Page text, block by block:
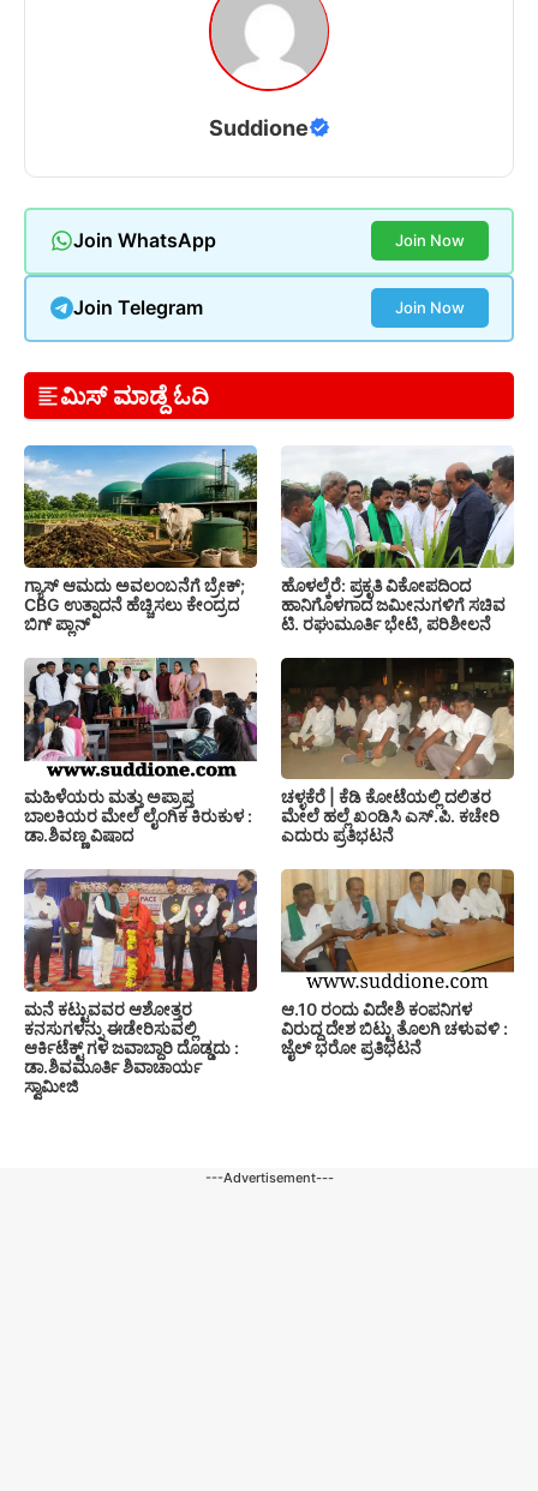
Suddione
Join WhatsApp Join Now
Join Telegram Join Now
ಮಿಸ್ ಮಾಡ್ದೆ ಓದಿ
ಗ್ಯಾಸ್ ಆಮದು ಅವಲಂಬನೆಗೆ ಬ್ರೇಕ್;
CBG ಉತ್ಪಾದನೆ ಹೆಚ್ಚಿಸಲು ಕೇಂದ್ರದ
ಬಿಗ್ ಪ್ಲಾನ್
ಹೊಳಲ್ಕೆರೆ: ಪ್ರಕೃತಿ ವಿಕೋಪದಿಂದ
ಹಾನಿಗೊಳಗಾದ ಜಮೀನುಗಳಿಗೆ ಸಚಿವ
ಟಿ. ರಘುಮೂರ್ತಿ ಭೇಟಿ, ಪರಿಶೀಲನೆ
ಮಹಿಳೆಯರು ಮತ್ತು ಅಪ್ರಾಪ್ತ
ಬಾಲಕಿಯರ ಮೇಲೆ ಲೈಂಗಿಕ ಕಿರುಕುಳ :
ಡಾ.ಶಿವಣ್ಣ ವಿಷಾದ
ಚಳ್ಳಕೆರೆ | ಕೆಡಿ ಕೋಟೆಯಲ್ಲಿ ದಲಿತರ
ಮೇಲೆ ಹಲ್ಲೆ ಖಂಡಿಸಿ ಎಸ್.ಪಿ. ಕಚೇರಿ
ಎದುರು ಪ್ರತಿಭಟನೆ
ಮನೆ ಕಟ್ಟುವವರ ಆಶೋತ್ತರ
ಕನಸುಗಳನ್ನು ಈಡೇರಿಸುವಲ್ಲಿ
ಆರ್ಕಿಟೆಕ್ಟ್ ಗಳ ಜವಾಬ್ದಾರಿ ದೊಡ್ಡದು :
ಡಾ.ಶಿವಮೂರ್ತಿ ಶಿವಾಚಾರ್ಯ
ಸ್ವಾಮೀಜಿ
ಆ.10 ರಂದು ವಿದೇಶಿ ಕಂಪನಿಗಳ
ವಿರುದ್ದ ದೇಶ ಬಿಟ್ಟು ತೊಲಗಿ ಚಳುವಳಿ :
ಜೈಲ್ ಭರೋ ಪ್ರತಿಭಟನೆ
---Advertisement---